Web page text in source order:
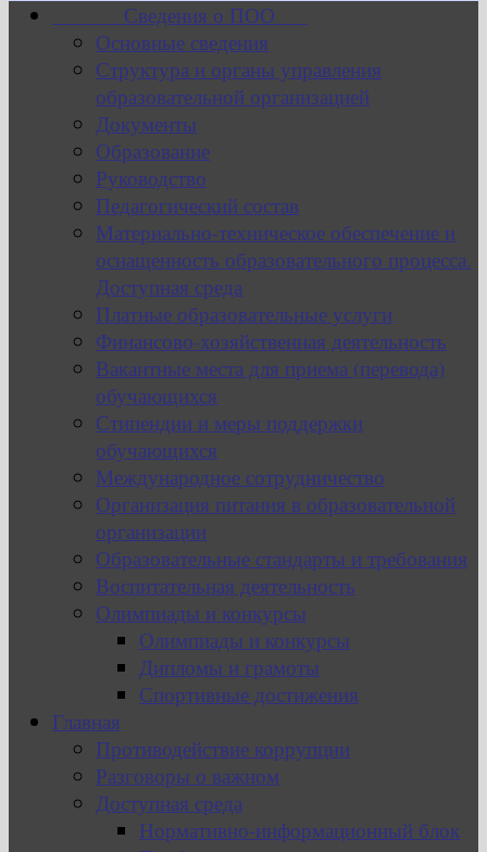
Сведения о ПОО
Основные сведения
Структура и органы управления
образовательной организацией
Документы
Образование
Руководство
Педагогический состав
Материально-техническое обеспечение и
оснащенность образовательного процесса.
Доступная среда
Платные образовательные услуги
Финансово-хозяйственная деятельность
Вакантные места для приема (перевода)
обучающихся
Стипендии и меры поддержки
обучающихся
Международное сотрудничество
Организация питания в образовательной
организации
Образовательные стандарты и требования
Воспитательная деятельность
Олимпиады и конкурсы
Олимпиады и конкурсы
Дипломы и грамоты
Спортивные достижения
Главная
Противодействие коррупции
Разговоры о важном
Доступная среда
Нормативно-информационный блок